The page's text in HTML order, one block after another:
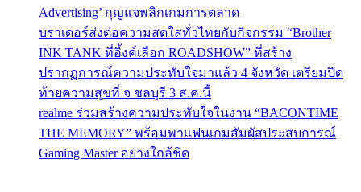
Advertising’ กุญแจพลิกเกมการตลาด
บราเดอร์ส่งต่อความสดใสทั่วไทยกับกิจกรรม “Brother
INK TANK ที่อิ้งค์เลือก ROADSHOW” ที่สร้าง
ปรากฏการณ์ความประทับใจมาแล้ว 4 จังหวัด เตรียมปิด
ท้ายความสุขที่ จ ชลบุรี 3 ส.ค.นี้
realme ร่วมสร้างความประทับใจในงาน “BACONTIME
THE MEMORY” พร้อมพาแฟนเกมสัมผัสประสบการณ์
Gaming Master อย่างใกล้ชิด